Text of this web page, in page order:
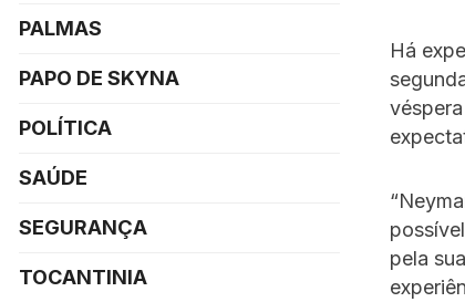
Há
pela
PALMAS
PAPO DE SKYNA
POLÍTICA
SAÚDE
SEGURANÇA
TOCANTINIA